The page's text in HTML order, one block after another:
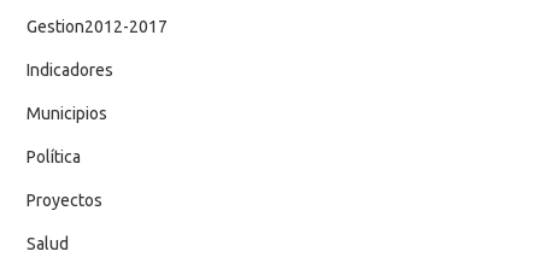
Gestion2012-2017
Indicadores
Municipios
Política
Proyectos
Salud